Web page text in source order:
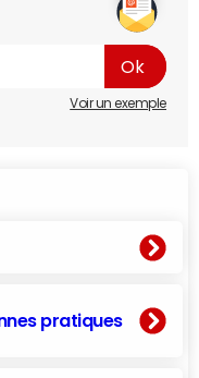
Voir un exemple
pratiques